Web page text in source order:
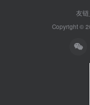
友
Copyright ©